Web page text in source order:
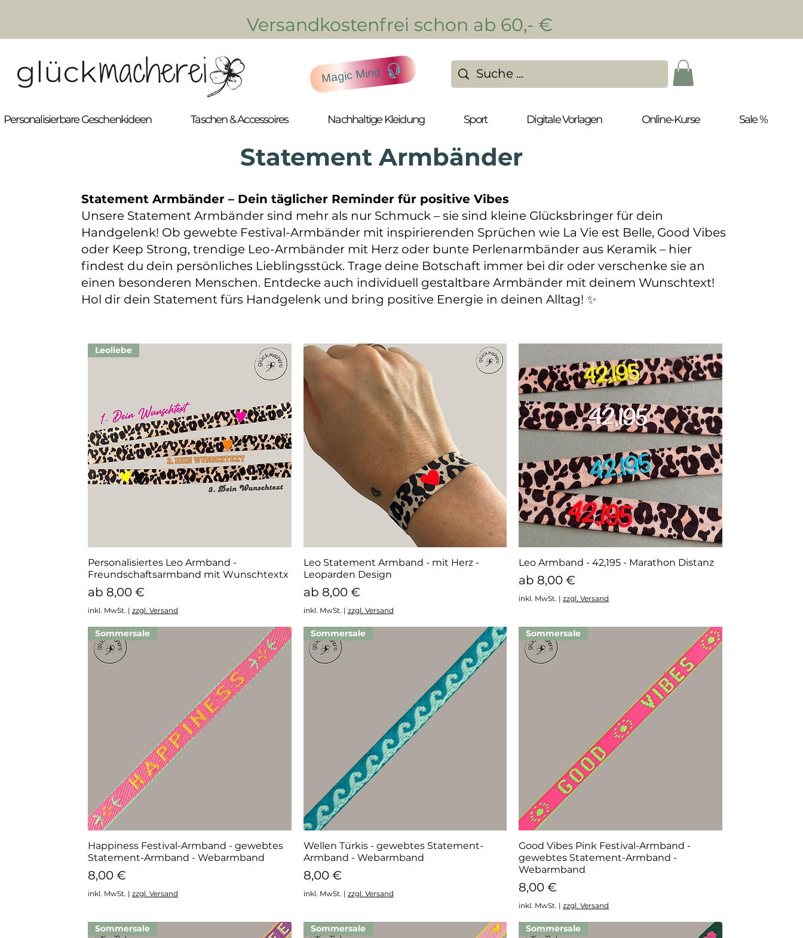
​ Versandkostenfrei schon ab 60,- €
Magic Mind
Personalisierbare Geschenkideen Taschen & Accessoires Nachhaltige Kleidung Sport Digitale Vorlagen Online-Kurse Sale %
Statement Armbänder
Statement Armbänder – Dein täglicher Reminder für positive Vibes
Unsere Statement Armbänder sind mehr als nur Schmuck – sie sind kleine Glücksbringer für dein
Handgelenk! Ob gewebte Festival-Armbänder mit inspirierenden Sprüchen wie La Vie est Belle, Good Vibes
oder Keep Strong, trendige Leo-Armbänder mit Herz oder bunte Perlenarmbänder aus Keramik – hier
findest du dein persönliches Lieblingsstück. Trage deine Botschaft immer bei dir oder verschenke sie an
einen besonderen Menschen. Entdecke auch individuell gestaltbare Armbänder mit deinem Wunschtext!
Hol dir dein Statement fürs Handgelenk und bring positive Energie in deinen Alltag! ✨
Schnellansicht
Leoliebe
Personalisiertes Leo Armband -
Freundschaftsarmband mit Wunschtextx
ab 8,00 €
Sale-Preis
inkl. MwSt. | zzgl. Versand
Schnellansicht
Leo Statement Armband - mit Herz -
Leoparden Design
ab 8,00 €
Sale-Preis
inkl. MwSt. | zzgl. Versand
Schnellansicht
Leo Armband - 42,195 - Marathon Distanz
ab 8,00 €
Sale-Preis
inkl. MwSt. |zzgl. Versand
Schnellansicht
Sommersale
Happiness Festival-Armband - gewebtes
Statement-Armband - Webarmband
Preis
8,00 €
inkl. MwSt. | zzgl. Versand
Schnellansicht
Sommersale
Wellen Türkis - gewebtes Statement-
Armband - Webarmband
Preis
8,00 €
inkl. MwSt. | zzgl. Versand
Schnellansicht
Sommersale
Good Vibes Pink Festival-Armband -
gewebtes Statement-Armband -
Webarmband
Preis
8,00 €
inkl. MwSt. |zzgl. Versand
Sommersale Sommersale Sommersale